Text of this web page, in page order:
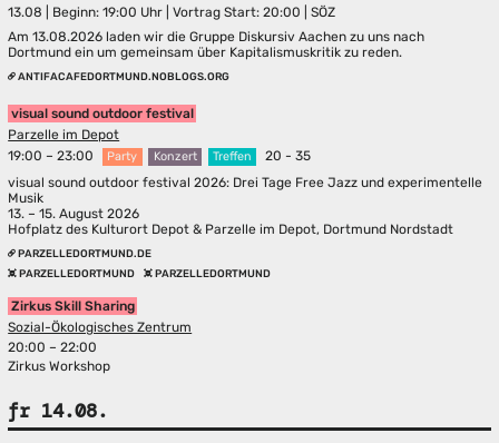
13.08 | Beginn: 19:00 Uhr | Vortrag Start: 20:00 | SÖZ
Am 13.08.2026 laden wir die Gruppe Diskursiv Aachen zu uns nach
Dortmund ein um gemeinsam über Kapitalismuskritik zu reden.
ANTIFACAFEDORTMUND.NOBLOGS.ORG
visual sound outdoor festival
Parzelle im Depot
19:00 – 23:00
Party Konzert Treffen
20 - 35
visual sound outdoor festival 2026: Drei Tage Free Jazz und experimentelle
Musik
13. – 15. August 2026
Hofplatz des Kulturort Depot & Parzelle im Depot, Dortmund Nordstadt
PARZELLEDORTMUND.DE
PARZELLEDORTMUND
PARZELLEDORTMUND
Zirkus Skill Sharing
Sozial-Ökologisches Zentrum
20:00 – 22:00
Zirkus Workshop
fr 14.08.